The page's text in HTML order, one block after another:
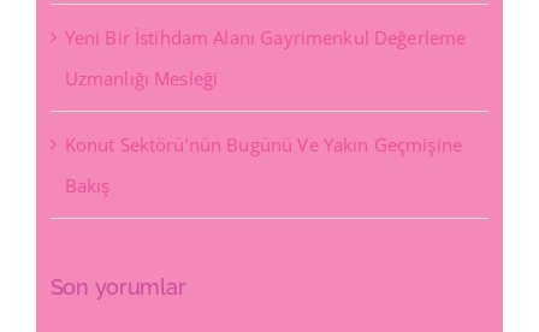
Yeni Bir İstihdam Alanı Gayrimenkul Değerleme
Uzmanlığı Mesleği
Konut Sektörü’nün Bugünü Ve Yakın Geçmişine
Bakış
Son yorumlar